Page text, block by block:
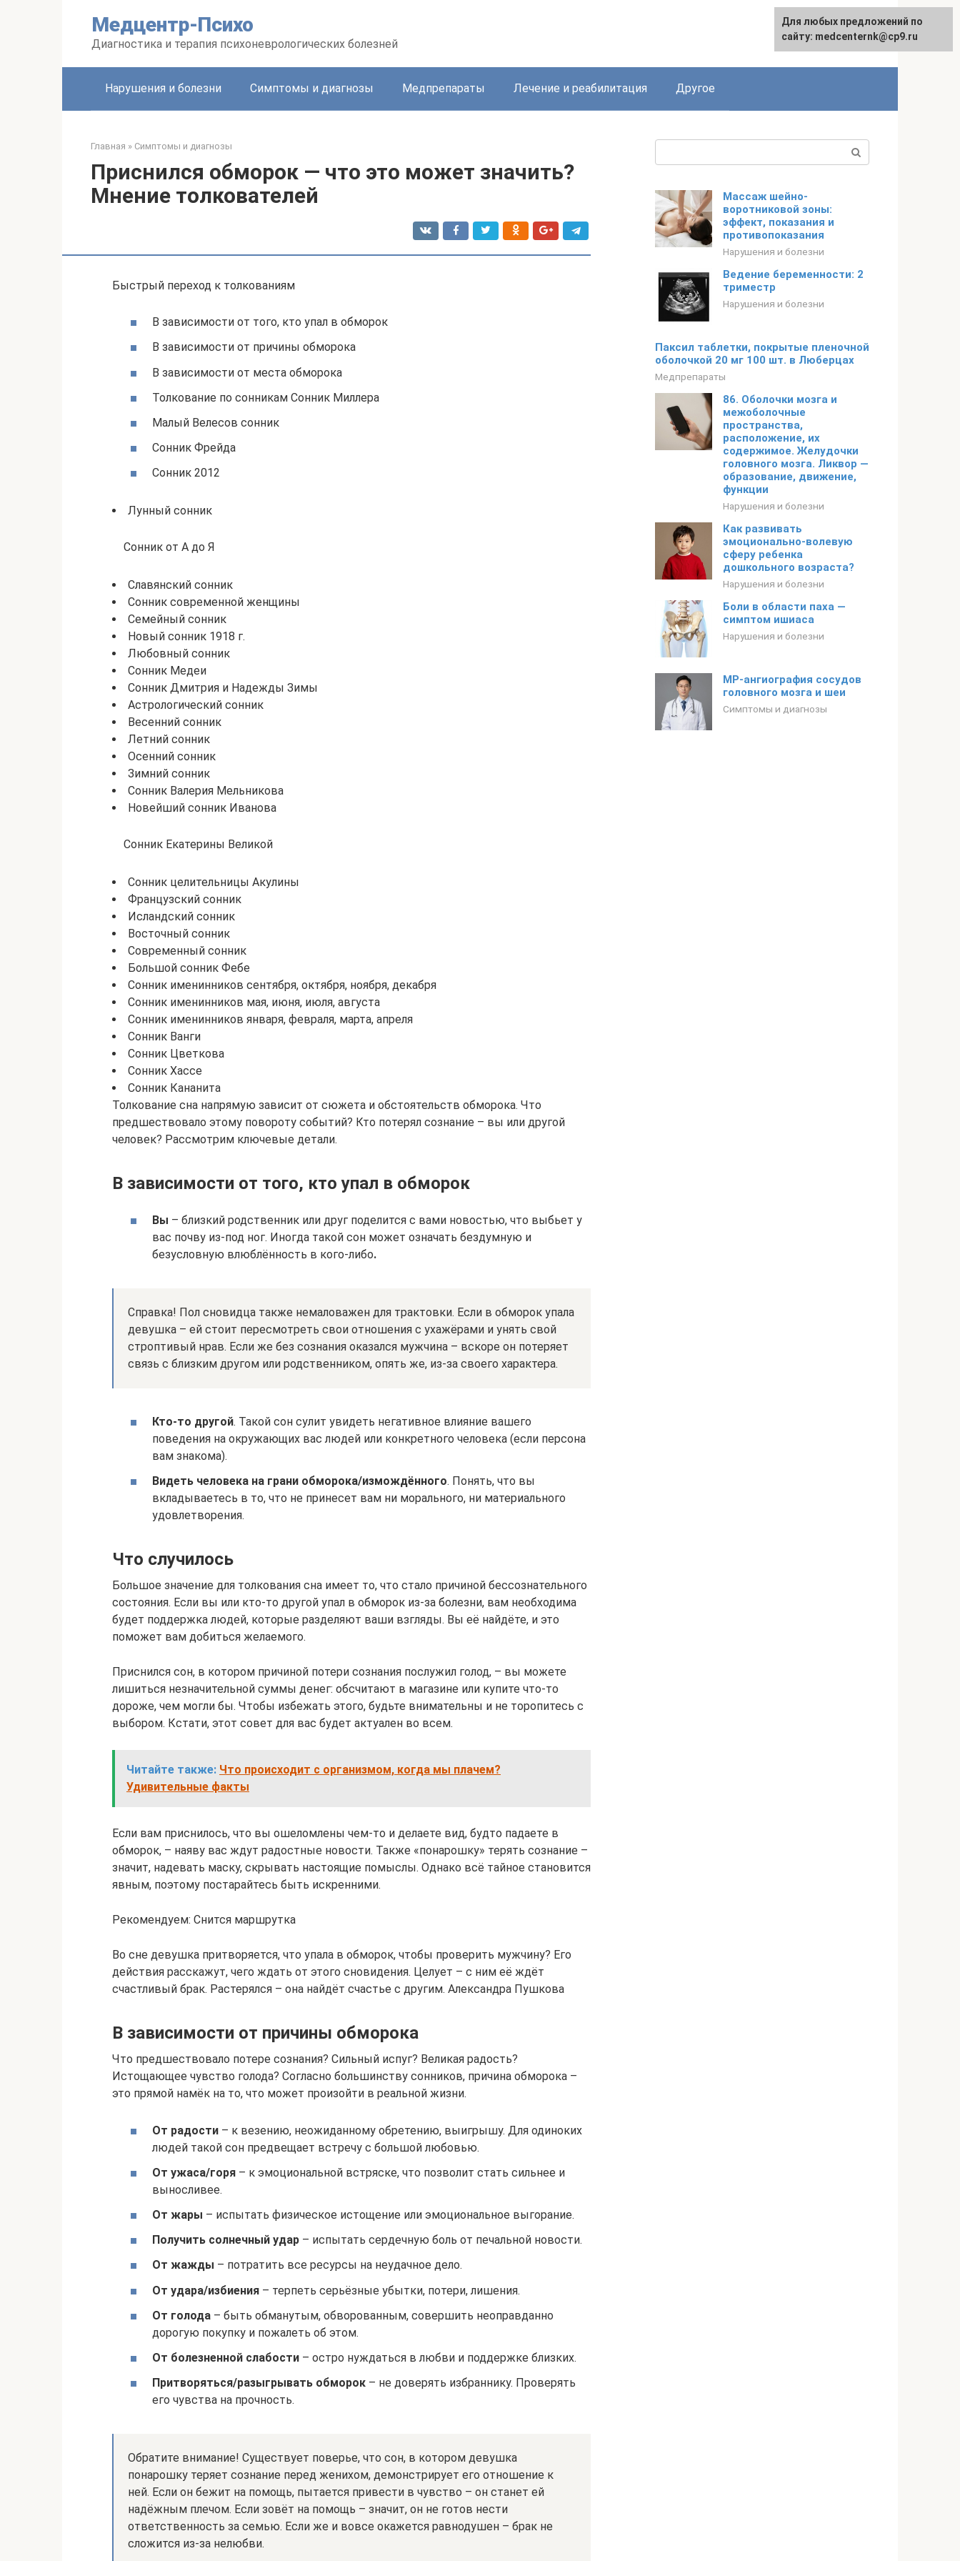
Медцентр-Психо
Диагностика и терапия психоневрологических болезней
English
Нарушения и болезни Симптомы и диагнозы Медпрепараты Лечение и реабилитация Другое
Главная » Симптомы и диагнозы
Приснился обморок — что это может значить?
Мнение толкователей
Быстрый переход к толкованиям
В зависимости от того, кто упал в обморок
В зависимости от причины обморока
В зависимости от места обморока
Толкование по сонникам Сонник Миллера
Малый Велесов сонник
Сонник Фрейда
Сонник 2012
Лунный сонник
Сонник от А до Я
Славянский сонник
Сонник современной женщины
Семейный сонник
Новый сонник 1918 г.
Любовный сонник
Сонник Медеи
Сонник Дмитрия и Надежды Зимы
Астрологический сонник
Весенний сонник
Летний сонник
Осенний сонник
Зимний сонник
Сонник Валерия Мельникова
Новейший сонник Иванова
Сонник Екатерины Великой
Сонник целительницы Акулины
Французский сонник
Исландский сонник
Восточный сонник
Современный сонник
Большой сонник Фебе
Сонник именинников сентября, октября, ноября, декабря
Сонник именинников мая, июня, июля, августа
Сонник именинников января, февраля, марта, апреля
Сонник Ванги
Сонник Цветкова
Сонник Хассе
Сонник Кананита
Толкование сна напрямую зависит от сюжета и обстоятельств обморока. Что
предшествовало этому повороту событий? Кто потерял сознание – вы или другой
человек? Рассмотрим ключевые детали.
В зависимости от того, кто упал в обморок
Вы – близкий родственник или друг поделится с вами новостью, что выбьет у
вас почву из-под ног. Иногда такой сон может означать бездумную и
безусловную влюблённость в кого-либо.
Справка! Пол сновидца также немаловажен для трактовки. Если в обморок упала
девушка – ей стоит пересмотреть свои отношения с ухажёрами и унять свой
строптивый нрав. Если же без сознания оказался мужчина – вскоре он потеряет
связь с близким другом или родственником, опять же, из-за своего характера.
Кто-то другой. Такой сон сулит увидеть негативное влияние вашего
поведения на окружающих вас людей или конкретного человека (если персона
вам знакома).
Видеть человека на грани обморока/измождённого. Понять, что вы
вкладываетесь в то, что не принесет вам ни морального, ни материального
удовлетворения.
Что случилось
Большое значение для толкования сна имеет то, что стало причиной бессознательного
состояния. Если вы или кто-то другой упал в обморок из-за болезни, вам необходима
будет поддержка людей, которые разделяют ваши взгляды. Вы её найдёте, и это
поможет вам добиться желаемого.
Приснился сон, в котором причиной потери сознания послужил голод, – вы можете
лишиться незначительной суммы денег: обсчитают в магазине или купите что-то
дороже, чем могли бы. Чтобы избежать этого, будьте внимательны и не торопитесь с
выбором. Кстати, этот совет для вас будет актуален во всем.
Читайте также: Что происходит с организмом, когда мы плачем?
Удивительные факты
Если вам приснилось, что вы ошеломлены чем-то и делаете вид, будто падаете в
обморок, – наяву вас ждут радостные новости. Также «понарошку» терять сознание –
значит, надевать маску, скрывать настоящие помыслы. Однако всё тайное становится
явным, поэтому постарайтесь быть искренними.
Рекомендуем: Снится маршрутка
Во сне девушка притворяется, что упала в обморок, чтобы проверить мужчину? Его
действия расскажут, чего ждать от этого сновидения. Целует – с ним её ждёт
счастливый брак. Растерялся – она найдёт счастье с другим. Александра Пушкова
В зависимости от причины обморока
Что предшествовало потере сознания? Сильный испуг? Великая радость?
Истощающее чувство голода? Согласно большинству сонников, причина обморока –
это прямой намёк на то, что может произойти в реальной жизни.
От радости – к везению, неожиданному обретению, выигрышу. Для одиноких
людей такой сон предвещает встречу с большой любовью.
От ужаса/горя – к эмоциональной встряске, что позволит стать сильнее и
выносливее.
От жары – испытать физическое истощение или эмоциональное выгорание.
Получить солнечный удар – испытать сердечную боль от печальной новости.
От жажды – потратить все ресурсы на неудачное дело.
От удара/избиения – терпеть серьёзные убытки, потери, лишения.
От голода – быть обманутым, обворованным, совершить неоправданно
дорогую покупку и пожалеть об этом.
От болезненной слабости – остро нуждаться в любви и поддержке близких.
Притворяться/разыгрывать обморок – не доверять избраннику. Проверять
его чувства на прочность.
Обратите внимание! Существует поверье, что сон, в котором девушка
понарошку теряет сознание перед женихом, демонстрирует его отношение к
ней. Если он бежит на помощь, пытается привести в чувство – он станет ей
надёжным плечом. Если зовёт на помощь – значит, он не готов нести
ответственность за семью. Если же и вовсе окажется равнодушен – брак не
сложится из-за нелюбви.
Массаж шейно-
воротниковой зоны:
эффект, показания и
противопоказания
Нарушения и болезни
Ведение беременности: 2
триместр
Нарушения и болезни
Паксил таблетки, покрытые пленочной
оболочкой 20 мг 100 шт. в Люберцах
Медпрепараты
86. Оболочки мозга и
межоболочные
пространства,
расположение, их
содержимое. Желудочки
головного мозга. Ликвор —
образование, движение,
функции
Нарушения и болезни
Как развивать
эмоционально-волевую
сферу ребенка
дошкольного возраста?
Нарушения и болезни
Боли в области паха —
симптом ишиаса
Нарушения и болезни
МР-ангиография сосудов
головного мозга и шеи
Симптомы и диагнозы
Для любых предложений по
сайту: medcenternk@cp9.ru